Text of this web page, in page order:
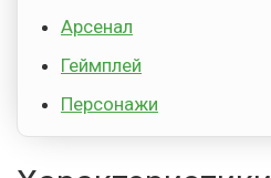
Арсенал
Геймплей
Персонажи